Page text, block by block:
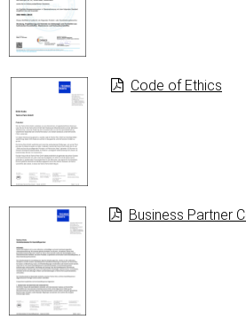
Code of Ethics
Business Partner